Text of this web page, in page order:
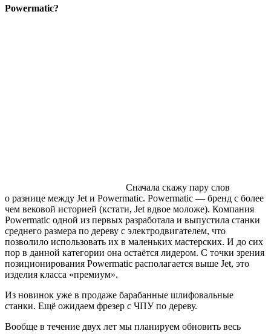
Powermatic?
Сначала скажу пару слов
о разнице между Jet и Powermatic. Powermatic — бренд с более
чем вековой историей (кстати, Jet вдвое моложе). Компания
Powermatic одной из первых разработала и выпустила станки
среднего размера по дереву с электродвигателем, что
позволило использовать их в маленьких мастерских. И до сих
пор в данной категории она остаётся лидером. С точки зрения
позиционирования Powermatic располагается выше Jet, это
изделия класса «премиум».
Из новинок уже в продаже барабанные шлифовальные
станки. Ещё ожидаем фрезер с ЧПУ по дереву.
Вообще в течение двух лет мы планируем обновить весь